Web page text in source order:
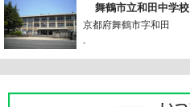
舞鶴市立和田中学校
京都府舞鶴市字和田
-